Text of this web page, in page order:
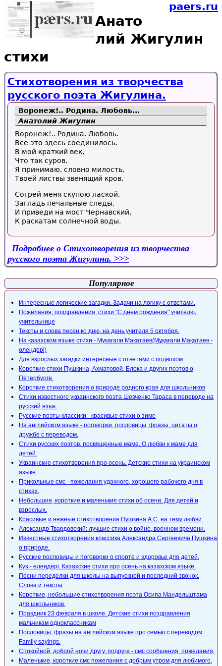
paers.ru
Анато
лий Жигулин
стихи
Стихотворения из творчества
русского поэта Жигулина.
Воронеж!.. Родина. Любовь...
Анатолий Жигулин
Воронеж!.. Родина. Любовь.
Все это здесь соединилось.
В мой краткий век,
Что так суров,
Я принимаю, словно милость,
Твоей листвы звенящий кров.
Согрей меня скупою лаской,
Загладь печальные следы.
И приведи на мост Чернавский,
К раскатам солнечной воды.
Подробнее о Стихотворения из творчества
русского поэта Жигулина.
Популярное
Интересные логические загадки. Задачи на логику с ответами.
Пожелания, поздравления, стихи "С днем рождения" учителю,
учительнице
Тексты и слова песен ко дню, на день учителя 5 октября.
На казахском языке стихи - Мукагали Макатаев(Мұқағали Мақатаев -
өлеңдері)
Для взрослых загадки интересные с ответами с подвохом
Короткие стихи Пушкина, Ахматовой, Блока и других поэтов о
Петербурге.
Короткие стихотворения о природе родного края для школьников
Стихи известного украинского поэта Шевченко Тараса в переводе на
русский язык.
Русские поэты классики - красивые стихи о зиме
На английском языке - поговорки, пословицы, фразы, цитаты о
дружбе с переводом.
Стихи русских поэтов, посвященные маме. О любви к маме для
детей.
Украинские стихотворения про осень. Детские стихи на украинском
языке.
Прикольные смс - пожелания удачного, хорошего рабочего дня в
стихах.
Небольшие, короткие и маленькие стихи об осени. Для детей и
взрослых.
Красивые и нежные стихотворения Пушкина А.С. на тему любви.
Александр Твардовский: лучшие стихи о войне, военном времени.
Известные стихотворения классика Александра Сергеевича Пушкина
о природе.
Русские пословицы и поговорки о спорте и здоровье для детей.
Күз - өлеңдері. Казахские стихи про осень на казахском языке.
Песни переделки для школы на выпускной и последний звонок.
Слова и тексты.
Короткие, небольшие стихотворения поэта Осипа Мандельштама
для школьников.
Праздник 23 февраля в школе. Детские стихи поздравления
мальчикам одноклассникам
Пословицы, фразы на английском языке про семью с переводом.
Family sayings.
Спокойной, доброй ночи другу, подруге - смс сообщения, пожелания.
Маленькие, короткие смс пожелания с добрым утром для любимого,